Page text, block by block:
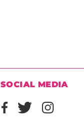
SOCIAL MEDIA